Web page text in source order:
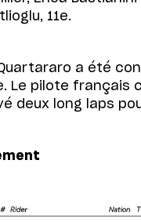
11e.
a été
Le pilote français
deux long laps